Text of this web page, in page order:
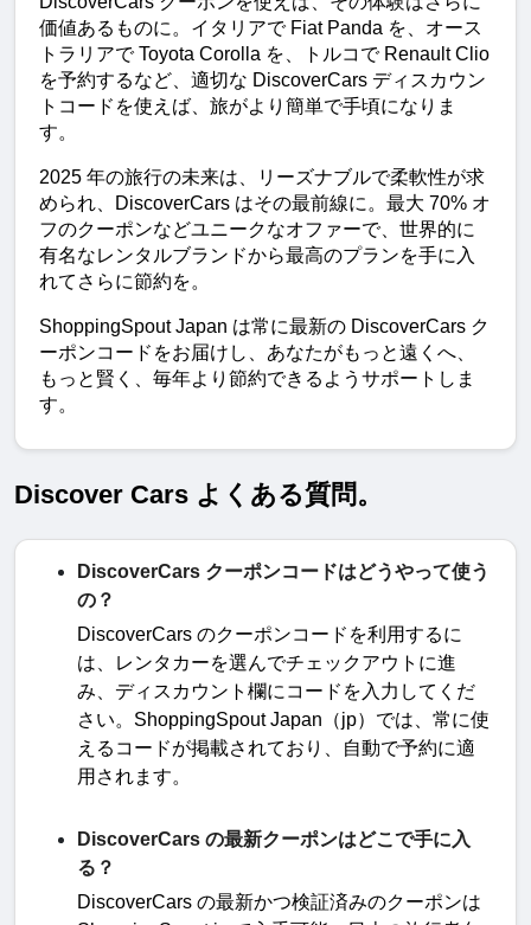
価値あるものに。イタリアで Fiat Panda を、オース
トラリアで Toyota Corolla を、トルコで Renault Clio
を予約するなど、適切な DiscoverCars ディスカウン
トコードを使えば、旅がより簡単で手頃になりま
す。
2025 年の旅行の未来は、リーズナブルで柔軟性が求
められ、DiscoverCars はその最前線に。最大 70% オ
フのクーポンなどユニークなオファーで、世界的に
有名なレンタルブランドから最高のプランを手に入
れてさらに節約を。
ShoppingSpout Japan は常に最新の DiscoverCars ク
ーポンコードをお届けし、あなたがもっと遠くへ、
もっと賢く、毎年より節約できるようサポートしま
す。
Discover Cars よくある質問。
DiscoverCars クーポンコードはどうやって使う
の？
DiscoverCars のクーポンコードを利用するに
は、レンタカーを選んでチェックアウトに進
み、ディスカウント欄にコードを入力してくだ
さい。 ShoppingSpout Japan （jp）では、常に使
えるコードが掲載されており、自動で予約に適
用されます。
DiscoverCars の最新クーポンはどこで手に入
る？
DiscoverCars の最新かつ検証済みのクーポンは